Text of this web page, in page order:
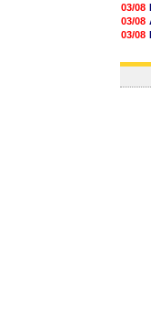
03/08
03/08
03/08
31/07